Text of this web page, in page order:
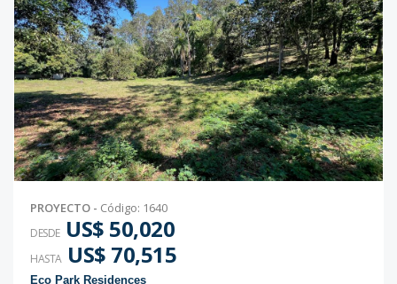
PROYECTO - Código: 1640
DESDE US$ 50,020
HASTA US$ 70,515
Eco Park Residences